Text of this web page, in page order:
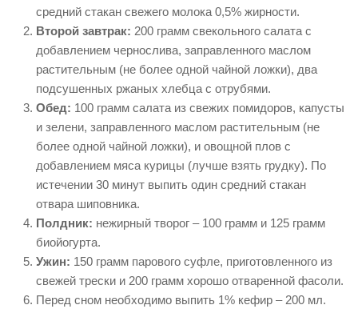
средний стакан свежего молока 0,5% жирности.
Второй завтрак: 200 грамм свекольного салата с
добавлением чернослива, заправленного маслом
растительным (не более одной чайной ложки), два
подсушенных ржаных хлебца с отрубями.
Обед: 100 грамм салата из свежих помидоров, капусты
и зелени, заправленного маслом растительным (не
более одной чайной ложки), и овощной плов с
добавлением мяса курицы (лучше взять грудку). По
истечении 30 минут выпить один средний стакан
отвара шиповника.
Полдник: нежирный творог – 100 грамм и 125 грамм
биойогурта.
Ужин: 150 грамм парового суфле, приготовленного из
свежей трески и 200 грамм хорошо отваренной фасоли.
Перед сном необходимо выпить 1% кефир – 200 мл.